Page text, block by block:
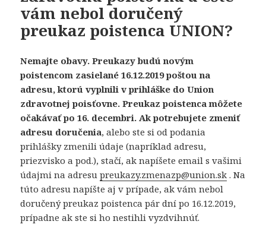
vám nebol doručený
preukaz poistenca UNION?
Nemajte obavy. Preukazy budú novým
poistencom zasielané 16.12.2019 poštou na
adresu, ktorú vyplnili v prihláške do Union
zdravotnej poisťovne. Preukaz poistenca môžete
očakávať po 16. decembri. Ak potrebujete zmeniť
adresu doručenia, alebo ste si od podania
prihlášky zmenili údaje (napríklad adresu,
priezvisko a pod.), stačí, ak napíšete email s vašimi
údajmi na adresupreukazy.zmenazp@union.sk . Na
túto adresu napíšte aj v prípade, ak vám nebol
doručený preukaz poistenca pár dní po 16.12.2019,
prípadne ak ste si ho nestihli vyzdvihnúť.